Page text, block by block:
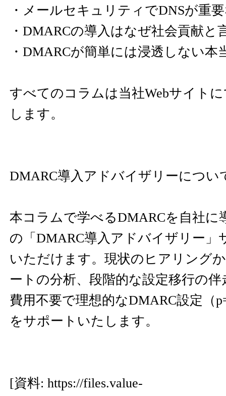
・メールセキュリティでDNSが重
・DMARCの導入はなぜ社会貢献と
・DMARCが簡単には浸透しない本
すべてのコラムは当社Webサイト
します。
DMARC導入アドバイザリーについ
本コラムで学べるDMARCを自社に
の「DMARC導入アドバイザリー」
いただけます。現状のヒアリング
ートの分析、段階的な設定移行の
費用不要で理想的なDMARC設定（
をサポートいたします。
[資料: https://files.value-